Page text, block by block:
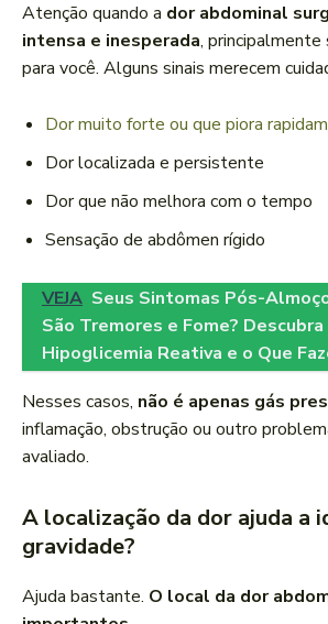
Atenção quando a dor abdominal
intensa e inesperada, principalmente
para você. Alguns sinais merecem
Dor muito forte ou que piora
Dor localizada e persistente
Dor que não melhora com o tempo
Sensação de abdômen rígido
VEJA Seus Sintomas Pós-
São Tremores e Fome? Descubra
Hipoglicemia Reativa e o Que
Nesses casos, não é apenas gás
inflamação, obstrução ou outro
avaliado.
A localização da dor ajuda a
gravidade?
Ajuda bastante. O local da dor